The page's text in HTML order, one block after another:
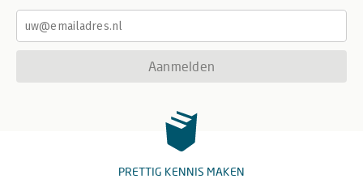
Aanmelden
PRETTIG KENNIS MAKEN